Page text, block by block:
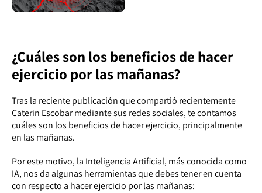
¿Cuáles son los beneficios de hacer
ejercicio por las mañanas?
Tras la reciente publicación que compartió recientemente
Caterin Escobar mediante sus redes sociales, te contamos
cuáles son los beneficios de hacer ejercicio, principalmente
en las mañanas.
Por este motivo, la Inteligencia Artificial, más conocida como
IA, nos da algunas herramientas que debes tener en cuenta
con respecto a hacer ejercicio por las mañanas: